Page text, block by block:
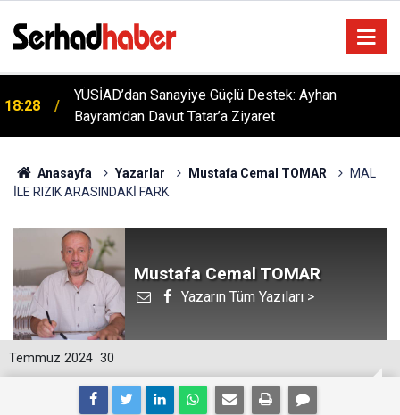
18:28
YÜSİAD’dan Sanayiye Güçlü Destek: Ayhan
Bayram’dan Davut Tatar’a Ziyaret
Anasayfa Yazarlar Mustafa Cemal TOMAR
MAL
İLE RIZIK ARASINDAKİ FARK
Mustafa Cemal TOMAR
Yazarın Tüm Yazıları >
30
Temmuz 2024